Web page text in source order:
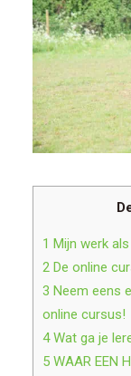
1 Mijn werk
2 De online
3 Neem eens
online cursus!
4Wat ga je
5 WAAR EEN